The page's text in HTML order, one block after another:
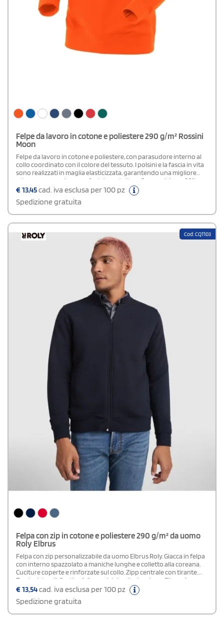
Felpe da lavoro in cotone e poliestere 290 g/m² Rossini
Moon
Felpe da lavoro in cotone e poliestere, con parasudore interno al
collo coordinato con il colore del tessuto. I polsini e la fascia in vita
sono realizzati in maglia elasticizzata, garantendo una migliore
aderenza e massimo comfort durante l'uso.Composizione: 80%
cotone - 20% poliestere
€13,45cad. iva esclusa per 100 pz
Spedizione gratuita
Cod: CQ1103
Felpa con zip in cotone e poliestere 290 g/m² da uomo
Roly Elbrus
Felpa con zip personalizzabile da uomo Elbrus Roly. Giacca in felpa
con interno spazzolato a maniche lunghe e colletto alla coreana.
Cuciture coperte e rinforzate sul collo. Zipp centrale con tirante.
Tasche laterali. Costina 1x1 su polsini e vita. La giacca Elbrus è
pensata per proteggerti dal freddo. Il suo tessuto offre una gran
resistenza alle temperature basse, quindi questo indumento è
un'opzione di grande tendenza. Etichetta
rimovibile.Composizione: 50% cotone - 50% poliestere, felpato
€13,54cad. iva esclusa per 100 pz
Spedizione gratuita